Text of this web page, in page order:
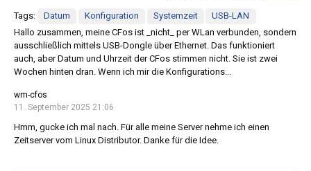
Tags: Datum Konfiguration Systemzeit
USB-LAN
Hallo zusammen, meine CFos ist _nicht_ per WLan verbunden, sondern
ausschließlich mittels USB-Dongle über Ethernet. Das funktioniert
auch, aber Datum und Uhrzeit der CFos stimmen nicht. Sie ist zwei
Wochen hinten dran. Wenn ich mir die Konfigurations...
wm-cfos
11. September 2025 21:06
Hmm, gucke ich mal nach. Für alle meine Server nehme ich einen
Zeitserver vom Linux Distributor. Danke für die Idee.